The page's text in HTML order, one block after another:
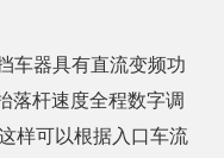
车器具有直流变频功
落杆速度全程数字调
样可以根据入口车流